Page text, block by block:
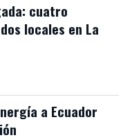
cuatro
locales en La
a Ecuador